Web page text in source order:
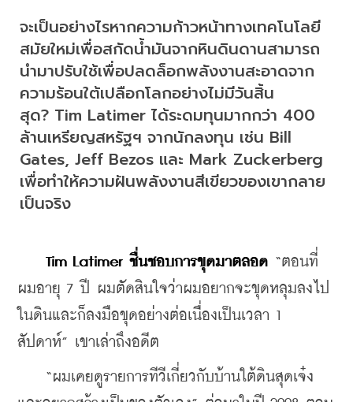
จะเป็นอย่างไรหากความก้าวหน้าทางเทคโนโลยี
สมัยใหม่เพื่อสกัดน้ำมันจากหินดินดานสามารถ
นำมาปรับใช้เพื่อปลดล็อกพลังงานสะอาดจาก
ความร้อนใต้เปลือกโลกอย่างไม่มีวันสิ้น
สุด? Tim Latimer ได้ระดมทุนมากกว่า 400
ล้านเหรียญสหรัฐฯ จากนักลงทุน เช่น Bill
Gates, Jeff Bezos และ Mark Zuckerberg
เพื่อทำให้ความฝันพลังงานสีเขียวของเขากลาย
เป็นจริง
Tim Latimer ชื่นชอบการขุดมาตลอด “ตอนที่
ผมอายุ 7 ปี ผมตัดสินใจว่าผมอยากจะขุดหลุมลงไป
ในดินและก็ลงมือขุดอย่างต่อเนื่องเป็นเวลา 1
สัปดาห์” เขาเล่าถึงอดีต
“ผมเคยดูรายการทีวีเกี่ยวกับบ้านใต้ดินสุดเจ๋ง